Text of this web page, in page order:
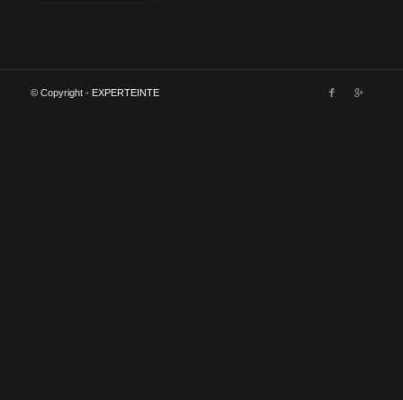
© Copyright - EXPERTEINTE